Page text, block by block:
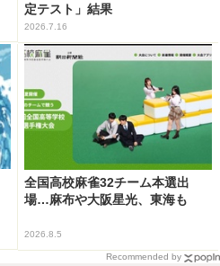
定テスト」結果
2026.7.16
全国高校麻雀32チーム本選出
場…麻布や大阪星光、東海も
2026.8.5
Recommended by